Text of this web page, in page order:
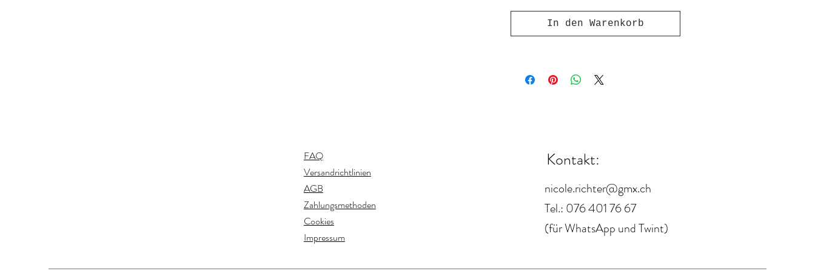
In den Warenkorb
FAQ
Versandrichtlinien
AGB
Zahlungsmethoden
Cookies
Impressum
Kontakt:
nicole.richter@gmx.ch
Tel.: 076 401 76 67
(für WhatsApp und Twint)